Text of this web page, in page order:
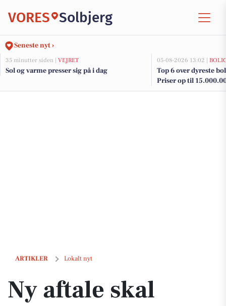
VORES Solbjerg
Seneste nyt ›
35 minutter siden | VEJRET
Sol og varme presser sig på i dag
05-08-2026 13:02 |
Top 6 over dyreste
Priser op til
ARTIKLER Lokalt nyt
Ny aftale skal skabe stabilitet for erhvervslivet med ændringer i
Ny aftale skal